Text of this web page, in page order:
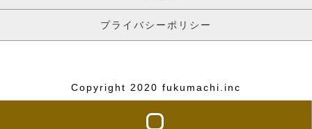
プライバシーポリシー
Copyright 2020 fukumachi.inc